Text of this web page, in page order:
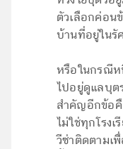
ตัวเลือกค่อน
บ้านที่อยู่ในรั
หรือในกรณีห
ไปอยู่ดูแลบุต
สำคัญอีกข้อคื
ไม่ใช่ทุกโรง
วีซ่าติดตามเ